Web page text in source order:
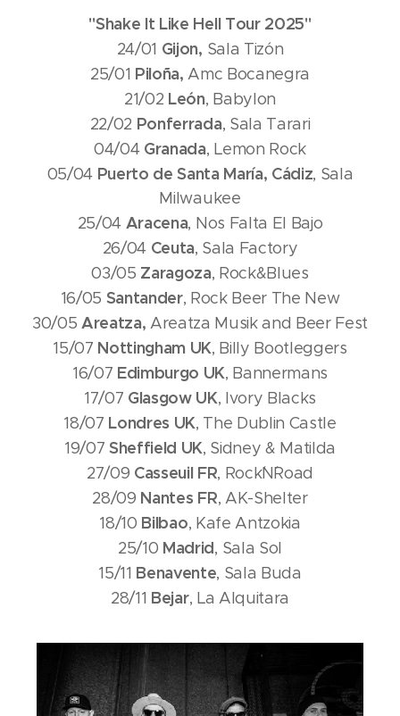
"Shake It Like Hell Tour 2025"
24/01 Gijon, Sala Tizón
25/01 Piloña, Amc Bocanegra
21/02 León, Babylon
22/02 Ponferrada, Sala Tarari
04/04 Granada, Lemon Rock
05/04 Puerto de Santa María, Cádiz, Sala
Milwaukee
25/04 Aracena, Nos Falta El Bajo
26/04 Ceuta, Sala Factory
03/05 Zaragoza, Rock&Blues
16/05 Santander, Rock Beer The New
30/05 Areatza, Areatza Musik and Beer Fest
15/07 Nottingham UK, Billy Bootleggers
16/07 Edimburgo UK, Bannermans
17/07 Glasgow UK, Ivory Blacks
18/07 Londres UK, The Dublin Castle
19/07 Sheffield UK, Sidney & Matilda
27/09 Casseuil FR, Rock´N´Road
28/09 Nantes FR, AK-Shelter
18/10 Bilbao, Kafe Antzokia
25/10 Madrid, Sala Sol
15/11 Benavente, Sala Buda
28/11 Bejar, La Alquitara